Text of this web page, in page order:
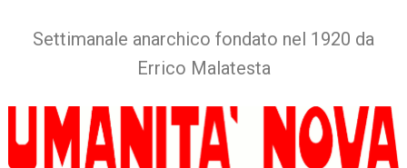
Settimanale anarchico fondato nel 1920 da
Errico Malatesta